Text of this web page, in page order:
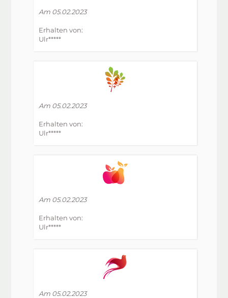
Am 05.02.2023
Erhalten von:
Ulr*****
Am 05.02.2023
Erhalten von:
Ulr*****
Am 05.02.2023
Erhalten von:
Ulr*****
Am 05.02.2023